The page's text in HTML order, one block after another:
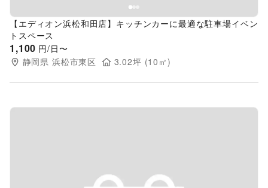
【エディオン浜松和田店】キッチンカーに最適な駐車場イベン
トスペース
1,100 円/日〜
静岡県 浜松市東区 3.02坪 (10 ㎡)